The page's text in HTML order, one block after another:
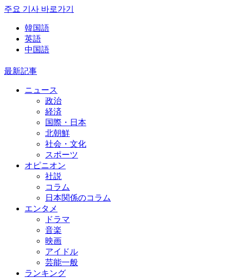
주요 기사 바로가기
韓国語
英語
中国語
最新記事
ニュース
政治
経済
国際・日本
北朝鮮
社会・文化
スポーツ
オピニオン
社説
コラム
日本関係のコラム
エンタメ
ドラマ
音楽
映画
アイドル
芸能一般
ランキング